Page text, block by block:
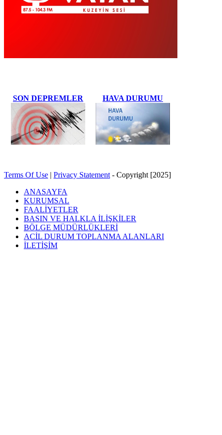
SON DEPREMLER HAVA DURUMU
Terms Of Use | Privacy Statement - Copyright [2025]
ANASAYFA
KURUMSAL
FAALİYETLER
BASIN VE HALKLA İLİŞKİLER
BÖLGE MÜDÜRLÜKLERİ
ACİL DURUM TOPLANMA ALANLARI
İLETİŞİM